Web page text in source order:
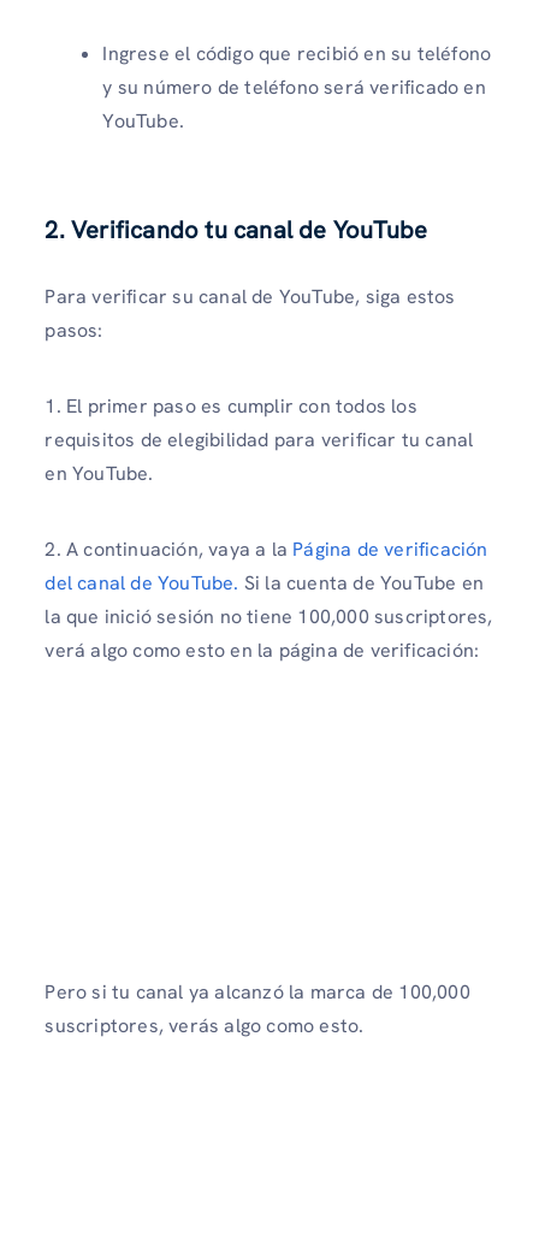
Ingrese el código que recibió en su teléfono
y su número de teléfono será verificado en
YouTube.
2. Verificando tu canal de YouTube
Para verificar su canal de YouTube, siga estos
pasos:
1. El primer paso es cumplir con todos los
requisitos de elegibilidad para verificar tu canal
en YouTube.
2. A continuación, vaya a la Página de verificación
del canal de YouTube. Si la cuenta de YouTube en
la que inició sesión no tiene 100,000 suscriptores,
verá algo como esto en la página de verificación:
Pero si tu canal ya alcanzó la marca de 100,000
suscriptores, verás algo como esto.